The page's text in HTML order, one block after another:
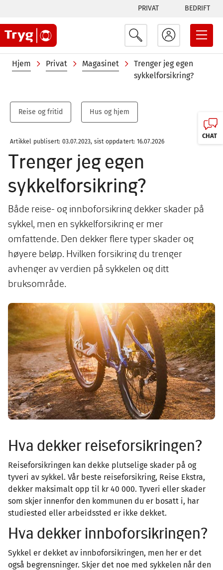
hovedinnhold
Tabs
menu
PRIVAT BEDRIFT
Navigasjonssti
Hjem Privat Magasinet
Trenger jeg egen
sykkelforsikring?
Reise og fritid Hus og hjem
Artikkel publisert: 03.07.2023, sist oppdatert: 16.07.2026
Image
Trenger jeg egen
sykkelforsikring?
Både reise- og innboforsikring dekker skader på
sykkel, men en sykkelforsikring er mer
omfattende. Den dekker flere typer skader og
høyere beløp. Hvilken forsikring du trenger
avhenger av verdien på sykkelen og ditt
bruksområde.
Hva dekker reiseforsikringen?
Reiseforsikringen kan dekke plutselige skader på og
tyveri av sykkel. Vår beste reiseforsikring, Reise Ekstra,
dekker maksimalt opp til kr 40 000. Tyveri eller skader
som skjer innenfor den kommunen du er bosatt i, har
studiested eller arbeidssted er ikke dekket.
Hva dekker innboforsikringen?
Sykkel er dekket av innboforsikringen, men her er det
også begrensninger. Skjer det noe med sykkelen når den
CHAT